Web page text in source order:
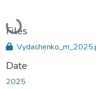
Loading...
Files
Date
2025